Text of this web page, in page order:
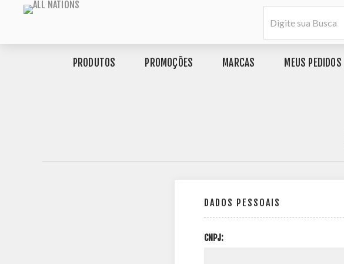
PRODUTOS PROMOÇÕES MARCAS MEUS PEDIDOS
DADOS PESSOAIS
CNPJ: